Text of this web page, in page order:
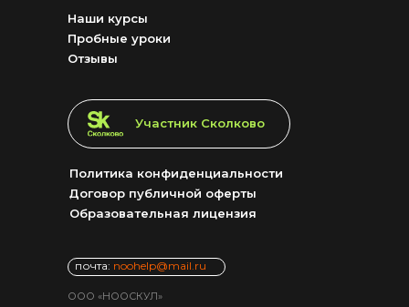
ООО «НООСКУЛ»
почта: noohelp@mail.ru
Образовательная лицензия
Договор публичной оферты
Политика конфиденциальности
Отзывы
Пробные уроки
Наши курсы
Участник Сколково
LET'S GO!